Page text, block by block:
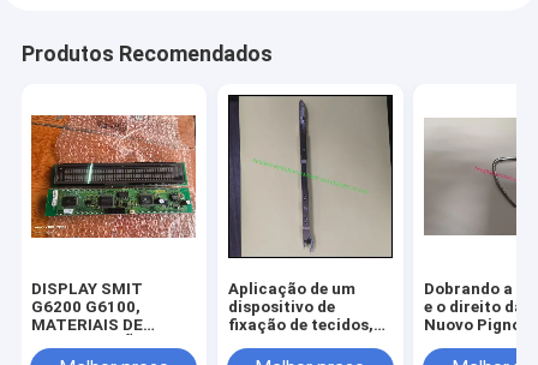
Produtos Recomendados
DISPLAY SMIT
G6200 G6100,
MATERIAIS DE
REPARO E
Aplicação de um
dispositivo de
fixação de tecidos,
fixação de tecidos,
Dobrando a
e o direito da
Nuovo
as peças de